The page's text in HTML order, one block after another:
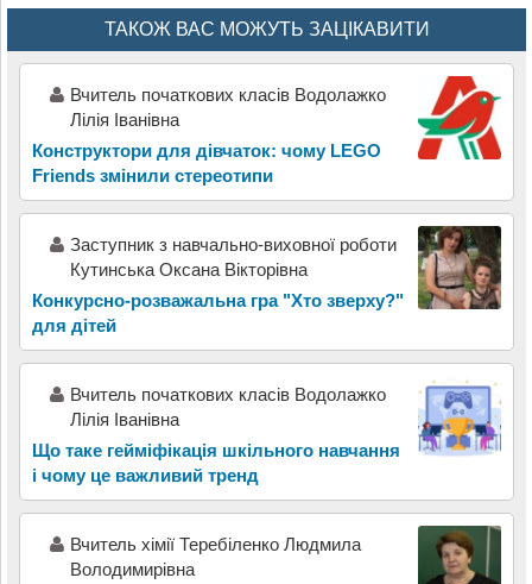
ТАКОЖ ВАС МОЖУТЬ ЗАЦІКАВИТИ
Вчитель початкових класів Водолажко
Лілія Іванівна
Конструктори для дівчаток: чому LEGO
Friends змінили стереотипи
Заступник з навчально-виховної роботи
Кутинська Оксана Вікторівна
Конкурсно-розважальна гра "Хто зверху?"
для дітей
Вчитель початкових класів Водолажко
Лілія Іванівна
Що таке гейміфікація шкільного навчання
і чому це важливий тренд
Вчитель хімії Теребіленко Людмила
Володимирівна